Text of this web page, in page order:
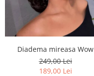
Diadema mireasa Wow
249,00 Lei
189,00 Lei